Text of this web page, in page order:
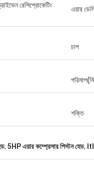
রেসিপ্রোকেটিং
এয়ার
চাপ
শক্তি
, 5HP এয়ার কম্প্রেসার পিস্টন হেড,